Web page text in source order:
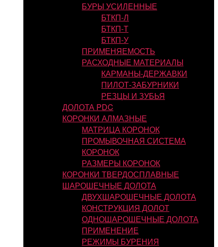
БУРЫ УСИЛЕННЫЕ
БТКП-Л
БТКП-Т
БТКП-У
ПРИМЕНЯЕМОСТЬ
РАСХОДНЫЕ МАТЕРИАЛЫ
КАРМАНЫ-ДЕРЖАВКИ
ПИЛОТ-ЗАБУРНИКИ
РЕЗЦЫ И ЗУБЬЯ
ДОЛОТА PDC
КОРОНКИ АЛМАЗНЫЕ
МАТРИЦА КОРОНОК
ПРОМЫВОЧНАЯ СИСТЕМА
КОРОНОК
РАЗМЕРЫ КОРОНОК
КОРОНКИ ТВЕРДОСПЛАВНЫЕ
ШАРОШЕЧНЫЕ ДОЛОТА
ДВУХШАРОШЕЧНЫЕ ДОЛОТА
КОНСТРУКЦИЯ ДОЛОТ
ОДНОШАРОШЕЧНЫЕ ДОЛОТА
ПРИМЕНЕНИЕ
РЕЖИМЫ БУРЕНИЯ